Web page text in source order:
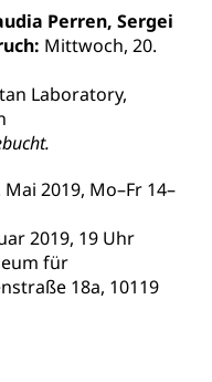
Perren, Sergei
Mittwoch, 20.
Laboratory,
2019, Mo–Fr 14–
2019, 19 Uhr
für
18a, 10119